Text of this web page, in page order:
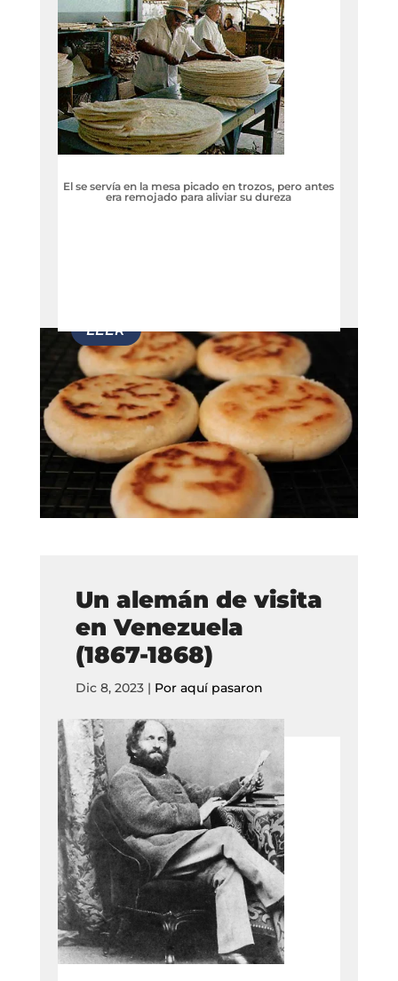
El se servía en la mesa picado en trozos, pero antes
era remojado para aliviar su dureza
Un alemán de visita
en Venezuela
(1867-1868)
Dic 8, 2023| Por aquí pasaron